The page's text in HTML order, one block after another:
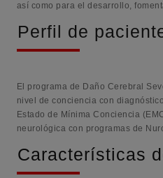
así como para el desarrollo,
Perfil de
El programa de Daño Cerebral
nivel de conciencia con
Estado de Mínima Conciencia
neurológica con programas de
Características